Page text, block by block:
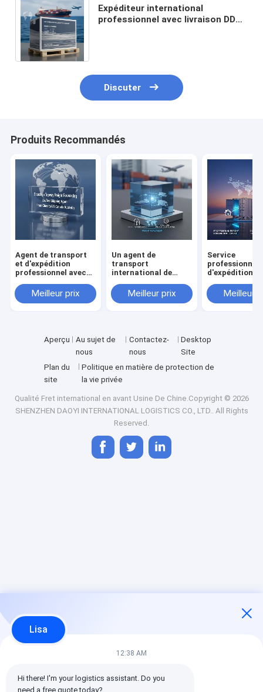
Expéditeur international
professionnel avec livraison DDP
Discuter
Produits Recommandés
Agent de transport
et d'expédition
professionnel avec
porte, double
dédouanement et
Meilleur prix
Un agent de
transport
international de
rapide de ShenZhen /
expéditeur de fret de
Meilleur prix
Service
professionnel
d'expédition
livraison de
porte DDP
Meilleur
Aperçu
Au sujet de
nous
Contactez-
nous
Desktop
Site
Plan du
site
Politique en matière de protection de
la vie privée
Qualité Fret international en avantUsine De Chine.Copyright © 2026
SHENZHEN DAOYI INTERNATIONAL LOGISTICS CO., LTD.. All Rights
Reserved.
Lisa
12:38 AM
Hi there! I'm your logistics assistant. Do you
need a free quote today?